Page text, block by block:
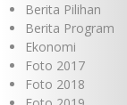
Berita Pilihan
Berita Program
Ekonomi
Foto 2017
Foto 2018